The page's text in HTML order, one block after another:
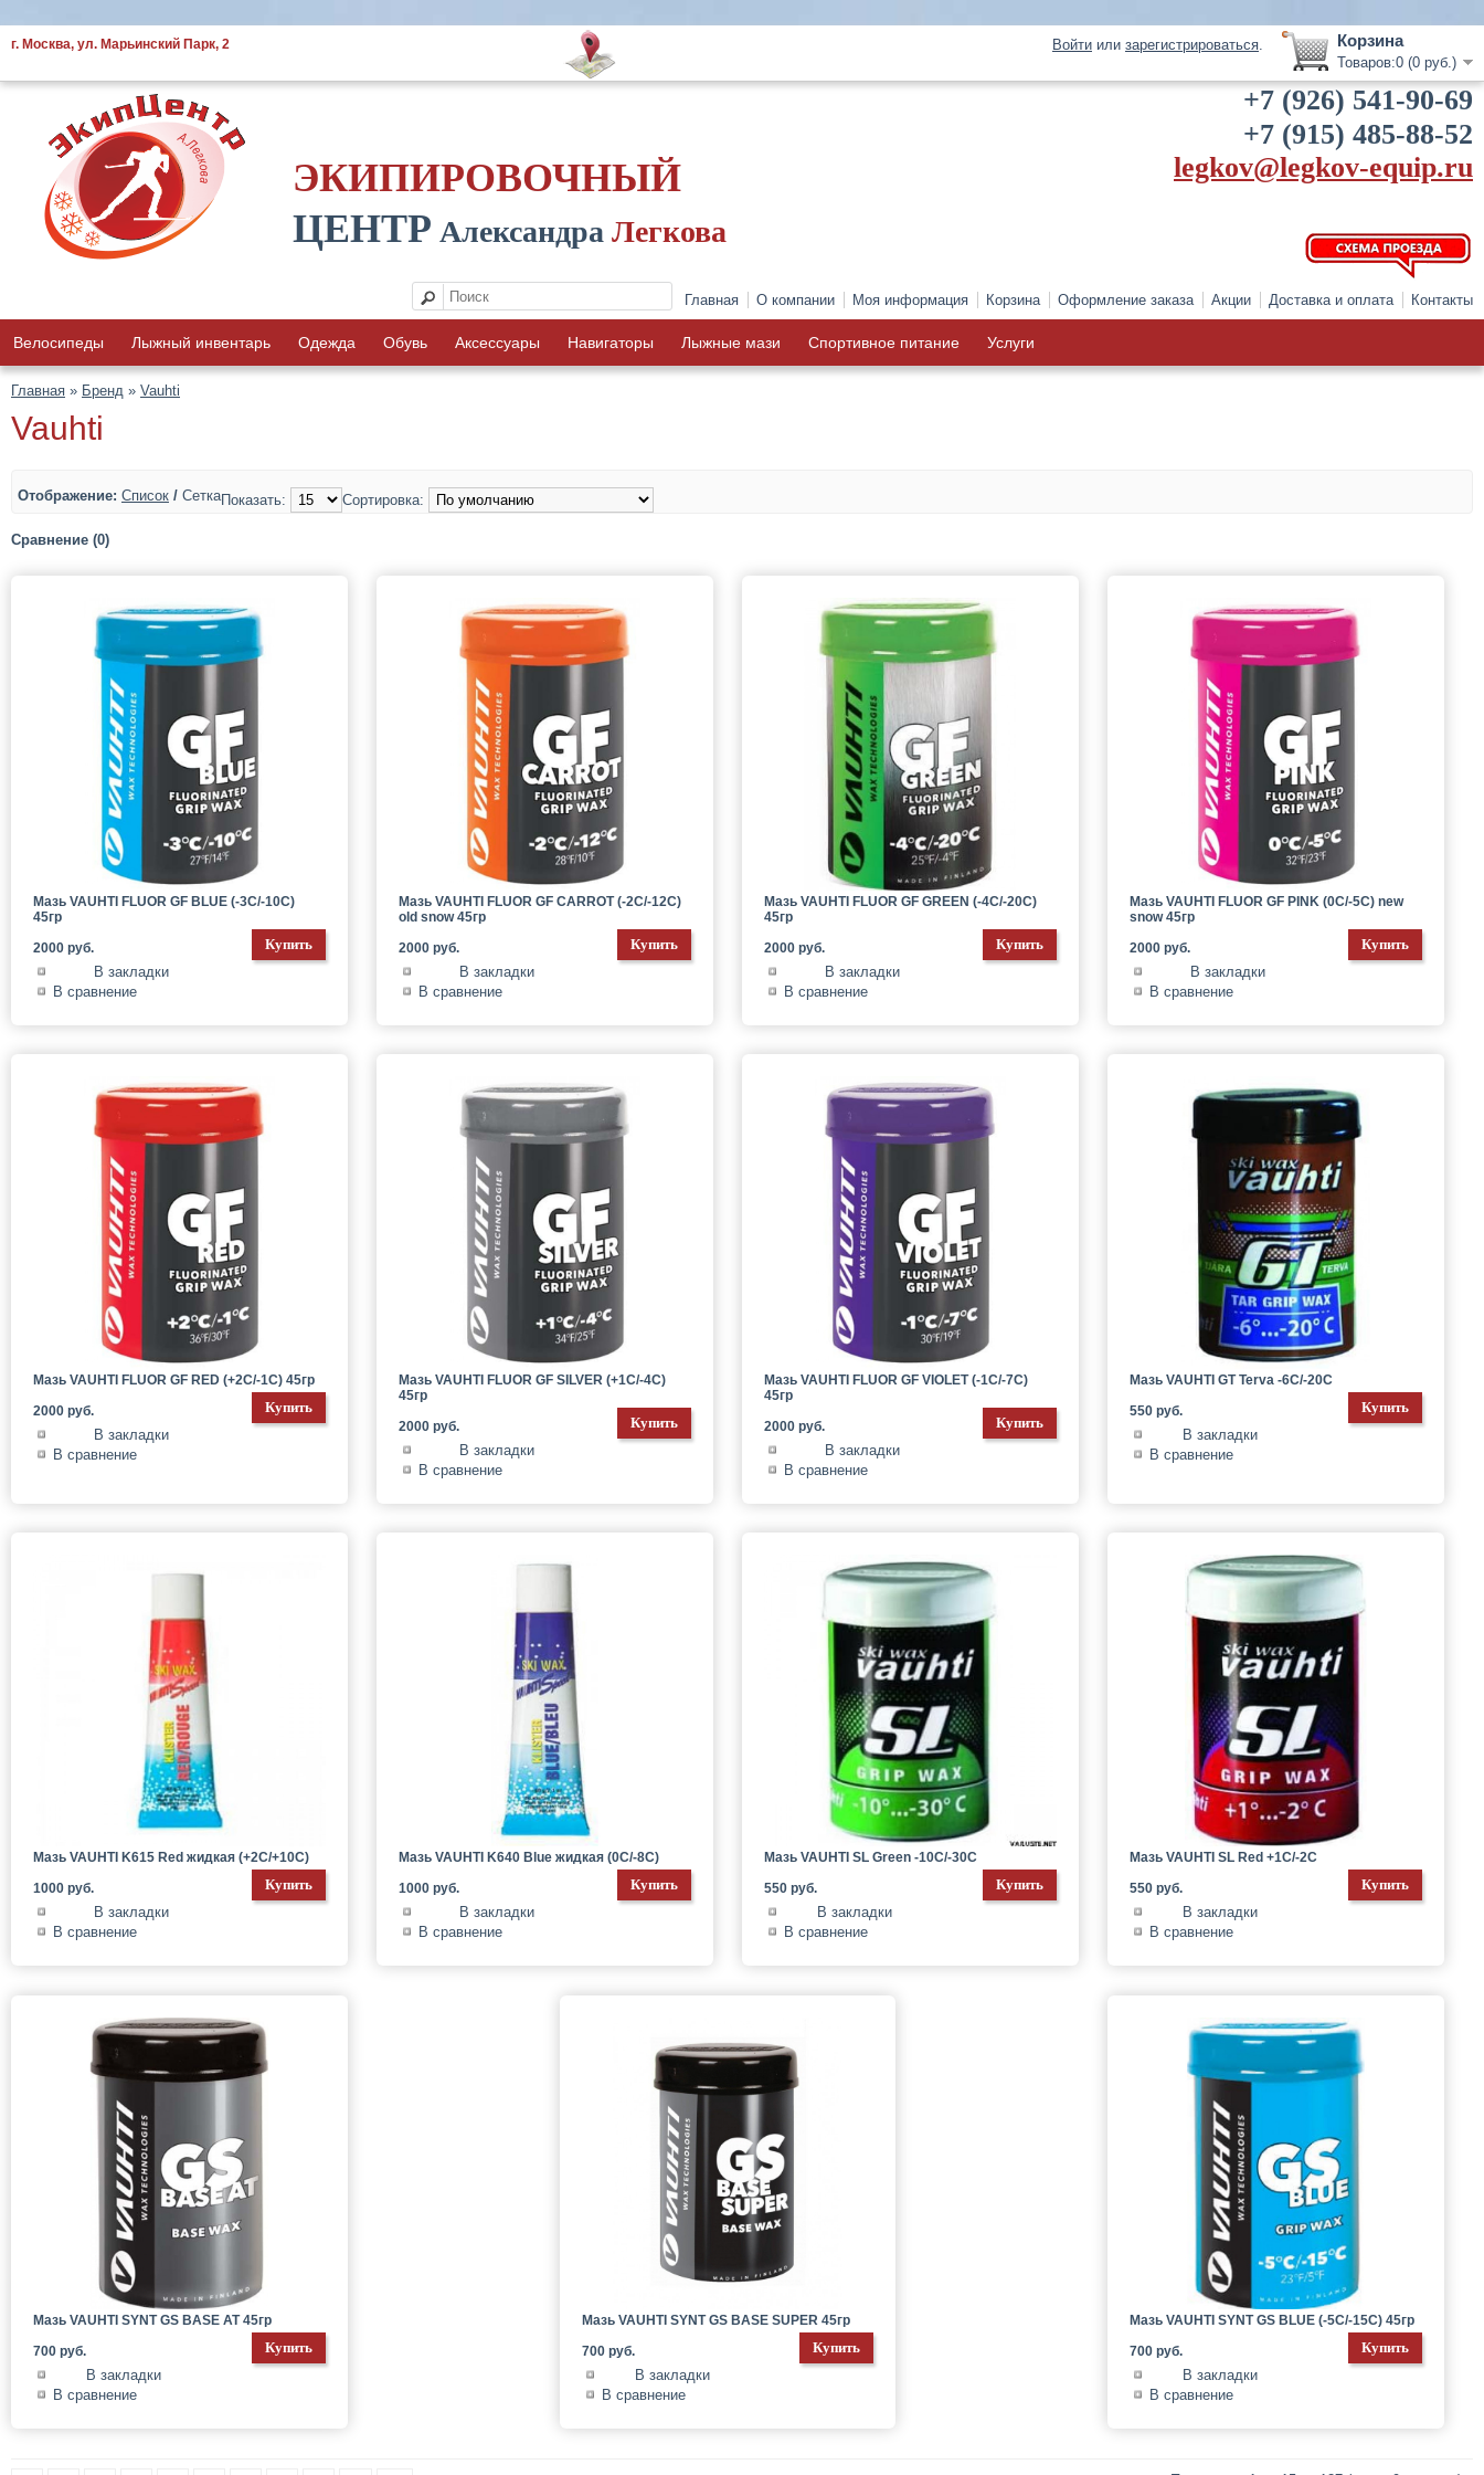
г. Москва, ул. Марьинский Парк, 2 Войти или зарегистрироваться. Корзина
Товаров:0 (0 руб.)
ЭКИПИРОВОЧНЫЙ
ЦЕНТР Александра Легкова
+7 (926) 541-90-69
+7 (915) 485-88-52
legkov@legkov-equip.ru
Главная О компании Моя информация Корзина Оформление заказа Акции Доставка и оплата Контакты
Велосипеды Лыжный инвентарь Одежда Обувь Аксессуары Навигаторы Лыжные мази Спортивное питание Услуги
Главная » Бренд » Vauhti
Vauhti
Отображение: Список / СеткаПоказать: Сортировка:
Сравнение (0)
Мазь VAUHTI FLUOR GF BLUE (-3C/-10C)
45гр
2000 руб.
В закладки
В сравнение
Мазь VAUHTI FLUOR GF CARROT (-2C/-12C)
old snow 45гр
2000 руб.
В закладки
В сравнение
Мазь VAUHTI FLUOR GF GREEN (-4C/-20C)
45гр
2000 руб.
В закладки
В сравнение
Мазь VAUHTI FLUOR GF PINK (0C/-5C) new
snow 45гр
2000 руб.
В закладки
В сравнение
Мазь VAUHTI FLUOR GF RED (+2C/-1C) 45гр
2000 руб.
В закладки
В сравнение
Мазь VAUHTI FLUOR GF SILVER (+1C/-4C)
45гр
2000 руб.
В закладки
В сравнение
Мазь VAUHTI FLUOR GF VIOLET (-1C/-7C)
45гр
2000 руб.
В закладки
В сравнение
Мазь VAUHTI GT Terva -6C/-20C
550 руб.
В закладки
В сравнение
Мазь VAUHTI K615 Red жидкая (+2C/+10C)
1000 руб.
В закладки
В сравнение
Мазь VAUHTI K640 Blue жидкая (0C/-8C)
1000 руб.
В закладки
В сравнение
Мазь VAUHTI SL Green -10C/-30C
550 руб.
В закладки
В сравнение
Мазь VAUHTI SL Red +1C/-2C
550 руб.
В закладки
В сравнение
Мазь VAUHTI SYNT GS BASE AT 45гр
700 руб.
В закладки
В сравнение
Мазь VAUHTI SYNT GS BASE SUPER 45гр
700 руб.
В закладки
В сравнение
Мазь VAUHTI SYNT GS BLUE (-5C/-15C) 45гр
700 руб.
В закладки
В сравнение